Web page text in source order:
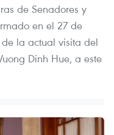
de Senadores y
en el 27 de
la actual visita del
Dinh Hue, a este